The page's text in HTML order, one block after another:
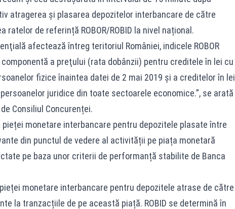
atragerea și plasarea depozitelor interbancare de către
de referință ROBOR/ROBID la nivel național.
afectează întreg teritoriul României, indicele ROBOR
a preţului (rata dobânzii) pentru creditele în lei cu
fizice înaintea datei de 2 mai 2019 şi a creditelor în lei
juridice din toate sectoarele economice.”, se arată
Consiliul Concurenței.
pieței monetare interbancare pentru depozitele plasate între
din punctul de vedere al activității pe piața monetară
pe baza unor criterii de performanță stabilite de Banca
monetare interbancare pentru depozitele atrase de către
la tranzacțiile de pe această piață. ROBID se determină în